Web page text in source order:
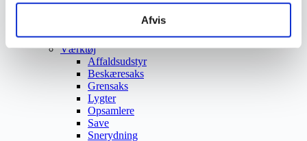
Afvis
Vedligeholdelsesprodukter
Værktøj
Affaldsudstyr
Beskæresaks
Grensaks
Lygter
Opsamlere
Save
Snerydning